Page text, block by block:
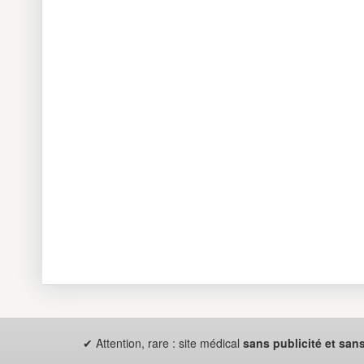
✔ Attention, rare : site médical sans publicité et